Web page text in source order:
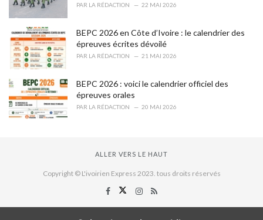
PAR LA RÉDACTION 22 MAI 2026
BEPC 2026 en Côte d’Ivoire : le calendrier des
épreuves écrites dévoilé
PAR LA RÉDACTION 21 MAI 2026
BEPC 2026 : voici le calendrier officiel des
épreuves orales
PAR LA RÉDACTION 20 MAI 2026
ALLER VERS LE HAUT
Copyright © L'ivoirien Express 2023. tous droits réservés